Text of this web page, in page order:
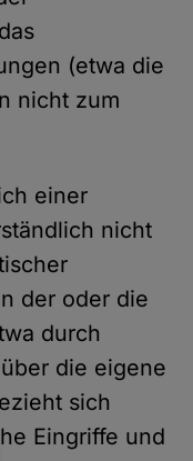
(etwa die
nicht zum
einer
nicht
der oder die
durch
die eigene
sich
Eingriffe und